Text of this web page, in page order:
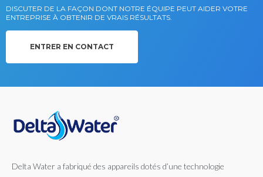
DISCUTER DE LA FAÇON DONT NOTRE ÉQUIPE PEUT AIDER VOTRE
ENTREPRISE À OBTENIR DE VRAIS RÉSULTATS.
ENTRER EN CONTACT
Delta Water a fabriqué des appareils dotés d’une technologie